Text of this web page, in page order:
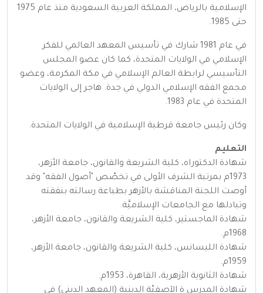
الإسلامية بالرياض، المملكة العربية السعودية منذ عام 1975
حتى 1985.
في عام 1981 شارك في تأسيس المعهد العالمي للفكر
الإسلامي في الولايات المتحدة، كما كان عضو المجلس
التأسيسي لرابطة العالم الإسلامي في مكة المكرمة، وعضو
مجمع الفقه الإسلامي الدولي في جدة. هاجر إلى الولايات
المتحدة في عام 1983.
وكان رئيس جامعة قرطبة الإسلامية في الولايات المتحدة.
التعليم
شهادة الدكتوراه، كلية الشريعة والقانون، جامعة الأزهر،
1973م بمرتبة الشرف الأولى في تخصّص "أصول الفقه" وقد
أوصت اللجنة المناقشة بالأزهر بطباعة رسالته بنفقته
وتبادلها مع الجامعات الإسلاميَّة.
شهادة الماجستير، كلية الشريعة والقانون، جامعة الأزهر،
1968م.
شهادة الليسانس، كلية الشريعة والقانون، جامعة الأزهر،
1959م.
شهادة الثانوية الأزهرية، القاهرة، 1953م.
شهادة المدرس ة الآصفيّة الدينية (المعهد الديني) في